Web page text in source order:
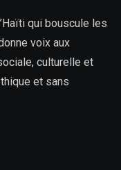
qui bouscule les
voix aux
culturelle et
et sans